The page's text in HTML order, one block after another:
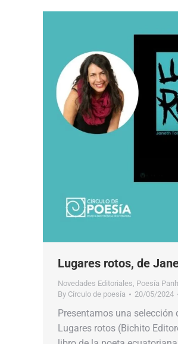
Lugares rotos, de
Novedades Editoriales, Poesía
By Círculo de poesía 20/05/2024
Presentamos una selección
Lugares rotos (Bichito